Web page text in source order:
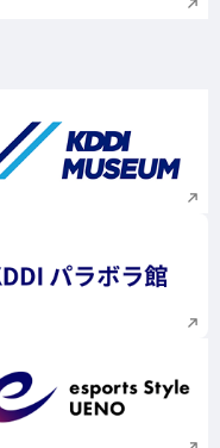
新規ウィンドウで
新規ウィンドウで
新規ウィンドウで